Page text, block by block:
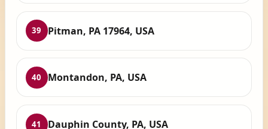
39 Pitman, PA 17964, USA
40 Montandon, PA, USA
41 Dauphin County, PA, USA